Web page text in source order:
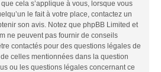
cela s’applique à vous, lorsque vous
le fait à votre place, contactez un
son avis. Notez que phpBB Limited et
ne peuvent pas fournir de conseils
contactés pour des questions légales de
celles mentionnées dans la question
ou les questions légales concernant ce